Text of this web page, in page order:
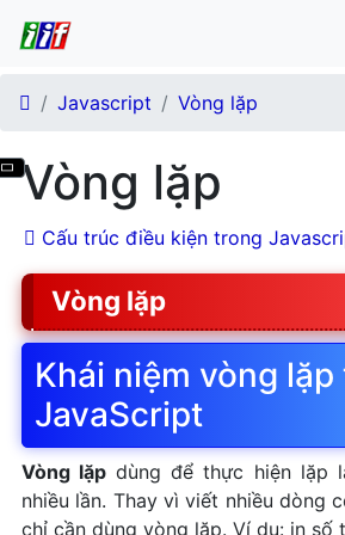
Javascript
Phần mềm soạn thảo code
Javascript
Một số hàm cơ bản trong
javascript
Array trong Javascript
Kiểu đối tượng Javascript
Truy cập đối tượng cơ bản
DOM trong Javascript
Cookie Javascript
Javascript Vòng lặp
Vòng lặp
Cấu trúc điều kiện trong
Vòng lặp
Khái niệm vòng
JavaScript
Vòng lặp dùng để thực hiện lặp
nhiều lần. Thay vì viết nhiều dòng
chỉ cần dùng vòng lặp. Ví dụ: in số